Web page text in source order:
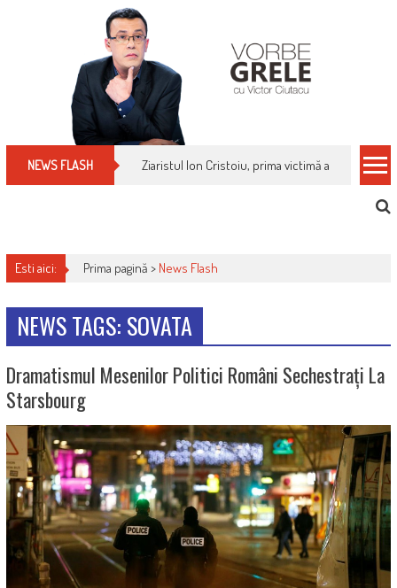
NEWS FLASH Ziaristul Ion Cristoiu, prima victimă a noi
Esti aici: Prima pagină > News Flash
NEWS TAGS: SOVATA
Dramatismul Mesenilor Politici Români Sechestrați La
Starsbourg